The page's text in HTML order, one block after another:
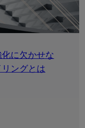
に欠かせな
ングとは